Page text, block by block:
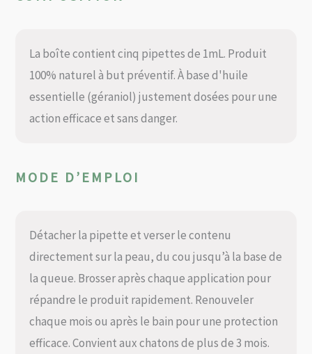
La boîte contient cinq pipettes de 1mL. Produit
100% naturel à but préventif. À base d'huile
essentielle (géraniol) justement dosées pour une
action efficace et sans danger.
MODE D’EMPLOI
Détacher la pipette et verser le contenu
directement sur la peau, du cou jusqu’à la base de
la queue. Brosser après chaque application pour
répandre le produit rapidement. Renouveler
chaque mois ou après le bain pour une protection
efficace. Convient aux chatons de plus de 3 mois.